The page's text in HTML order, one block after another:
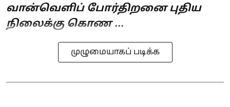
வான்வெளிப் போர்திறனை புதிய
நிலைக்கு கொண ...
முழுமையாகப் படிக்க